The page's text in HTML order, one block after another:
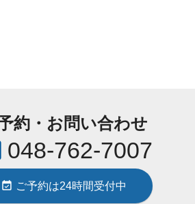
約・お問い合わせ
048-762-7007
event_available ご予約は24時間受付中